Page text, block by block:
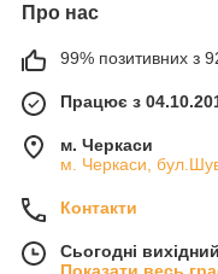
Про нас
99% позитивних з 92
Працює з
м. Черкаси
м. Черкаси,
Контакти
Сьогодні вихідний